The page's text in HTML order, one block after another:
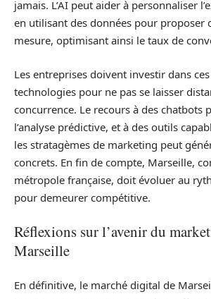
jamais. L’AI peut aider à personnaliser
en utilisant des données pour proposer
mesure, optimisant ainsi le taux de
Les entreprises doivent investir dans
technologies pour ne pas se laisser
concurrence. Le recours à des chatbots
l’analyse prédictive, et à des outils
les stratagèmes de marketing peut
concrets. En fin de compte, Marseille,
métropole française, doit évoluer au
pour demeurer compétitive.
Réflexions sur l’avenir du
Marseille
En définitive, le marché digital de